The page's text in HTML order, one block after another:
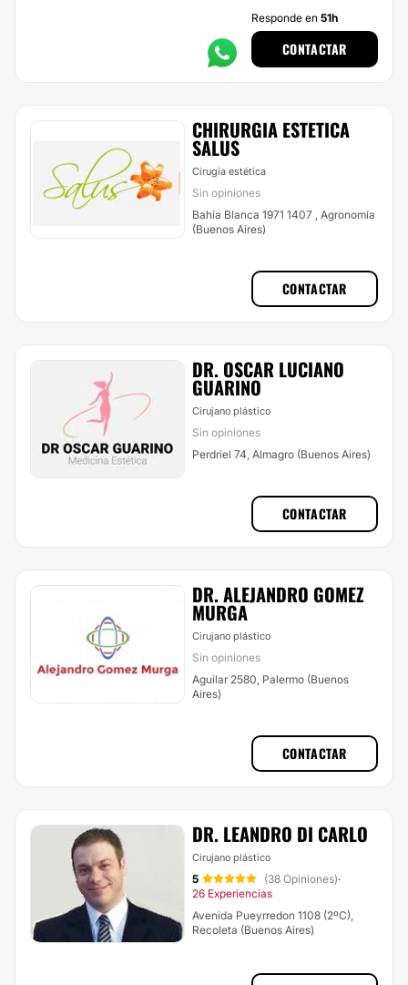
Responde en 51h
CONTACTAR
CHIRURGIA ESTETICA
SALUS
Cirugía estética
Sin opiniones
Bahía Blanca 1971 1407 , Agronomía
(Buenos Aires)
CONTACTAR
DR. OSCAR LUCIANO
GUARINO
Cirujano plástico
Sin opiniones
Perdriel 74, Almagro (Buenos Aires)
CONTACTAR
DR. ALEJANDRO GOMEZ
MURGA
Cirujano plástico
Sin opiniones
Aguilar 2580, Palermo (Buenos
Aires)
CONTACTAR
DR. LEANDRO DI CARLO
Cirujano plástico
5 (38 Opiniones)·
26 Experiencias
Avenida Pueyrredon 1108 (2ºC),
Recoleta (Buenos Aires)